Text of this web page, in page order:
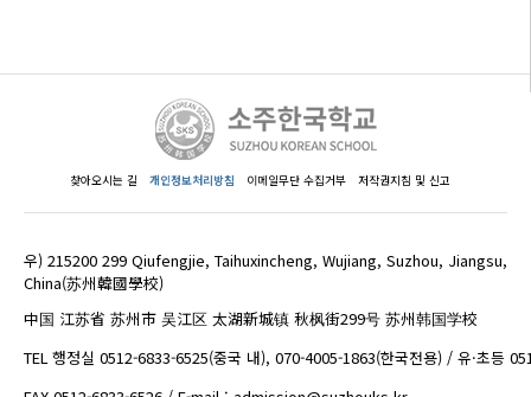
찾아오시는 길 개인정보처리방침 이메일무단 수집거부 저작권지침 및 신고
우) 215200 299 Qiufengjie, Taihuxincheng, Wujiang, Suzhou, Jiangsu,
China(苏州韓國學校)
中国 江苏省 苏州市 吴江区 太湖新城镇 秋枫街299号 苏州韩国学校
TEL 행정실 0512-6833-6525(중국 내), 070-4005-1863(한국전용) / 유·초등